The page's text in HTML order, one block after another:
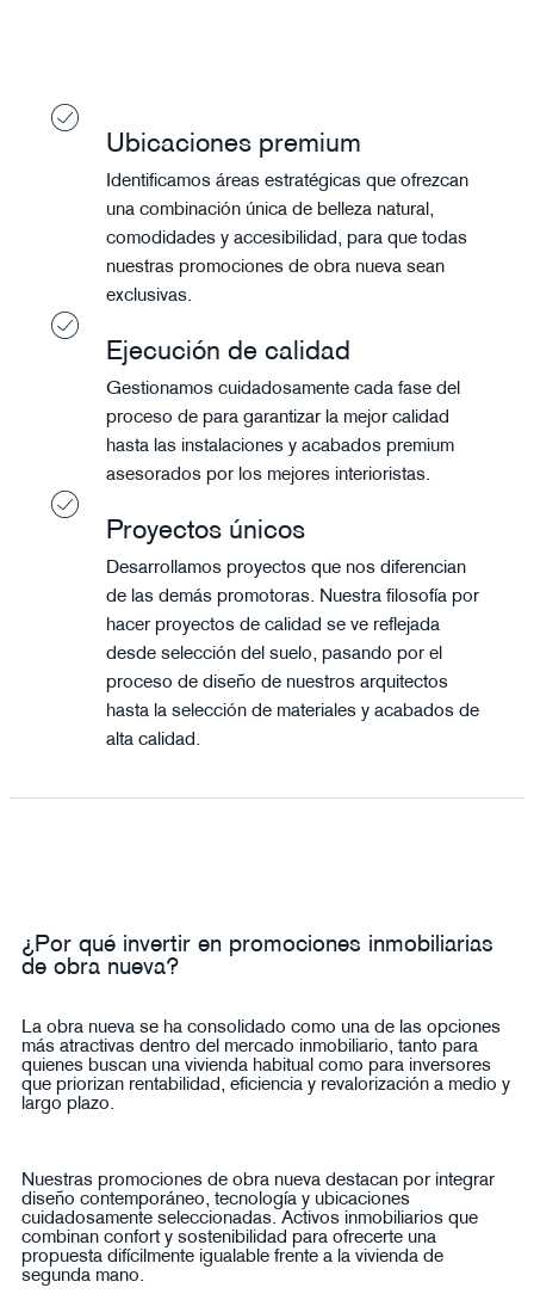
Ubicaciones premium
Identificamos áreas estratégicas que ofrezcan
una combinación única de belleza natural,
comodidades y accesibilidad, para que todas
nuestras promociones de obra nueva sean
exclusivas.
Ejecución de calidad
Gestionamos cuidadosamente cada fase del
proceso de para garantizar la mejor calidad
hasta las instalaciones y acabados premium
asesorados por los mejores interioristas.
Proyectos únicos
Desarrollamos proyectos que nos diferencian
de las demás promotoras. Nuestra filosofía por
hacer proyectos de calidad se ve reflejada
desde selección del suelo, pasando por el
proceso de diseño de nuestros arquitectos
hasta la selección de materiales y acabados de
alta calidad.
¿Por qué invertir en promociones inmobiliarias
de obra nueva?
La obra nueva se ha consolidado como una de las opciones
más atractivas dentro del mercado inmobiliario, tanto para
quienes buscan una vivienda habitual como para inversores
que priorizan rentabilidad, eficiencia y revalorización a medio y
largo plazo.
Nuestras promociones de obra nueva destacan por integrar
diseño contemporáneo, tecnología y ubicaciones
cuidadosamente seleccionadas. Activos inmobiliarios que
combinan confort y sostenibilidad para ofrecerte una
propuesta difícilmente igualable frente a la vivienda de
segunda mano.